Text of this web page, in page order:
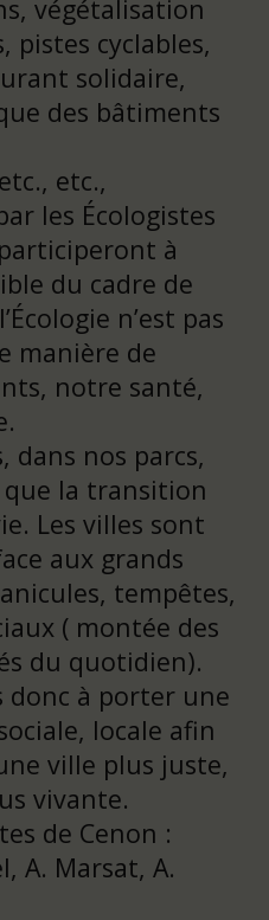
végétalisation
pistes cyclables,
solidaire,
des bâtiments
etc.,
les Écologistes
à
du cadre de
n’est pas
manière de
notre santé,
dans nos parcs,
la transition
Les villes sont
aux grands
tempêtes,
( montée des
du quotidien).
donc à porter une
locale afin
ville plus juste,
vivante.
de Cenon :
A. Marsat, A.